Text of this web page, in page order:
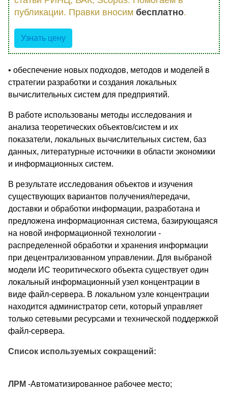
публикации. Правки вносим бесплатно.
Узнать цену
• обеспечение новых подходов, методов и моделей в
стратегии разработки и создания локальных
вычислительных систем для предприятий.
В работе использованы методы исследования и
анализа теоретических объектов/систем и их
показатели, локальных вычислительных систем, баз
данных, литературные источники в области экономики
и информационных систем.
В результате исследования объектов и изучения
существующих вариантов получения/передачи,
доставки и обработки информации, разработана и
предложена информационная система, базирующаяся
на новой информационной технологии -
распределенной обработки и хранения информации
при децентрализованном управлении. Для выбраной
модели ИС теоритического объекта существует один
локальный информационный узел концентрации в
виде файл-сервера. В локальном узле концентрации
находится администратор сети, который управляет
только сетевыми ресурсами и технической поддержкой
файл-сервера.
Список используемых сокращений:
ЛРМ -Автоматизированное рабочее место;